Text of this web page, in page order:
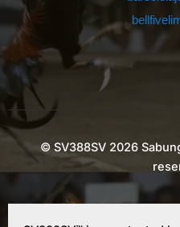
buddhismo-
© SV388SV 2026